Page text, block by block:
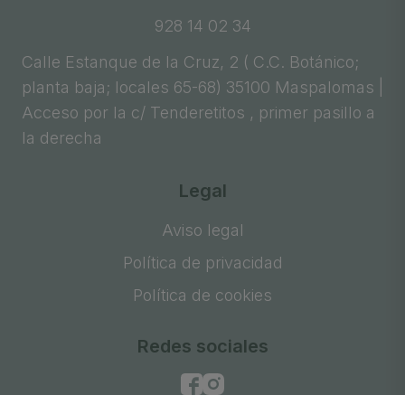
928 14 02 34
Calle Estanque de la Cruz, 2 ( C.C. Botánico;
planta baja; locales 65-68) 35100 Maspalomas |
Acceso por la c/ Tenderetitos , primer pasillo a
la derecha
Legal
Aviso legal
Política de privacidad
Política de cookies
Redes sociales